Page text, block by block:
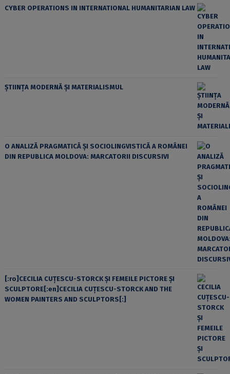
CYBER OPERATIONS IN INTERNATIONAL HUMANITARIAN LAW
ȘTIINȚA MODERNĂ ȘI MATERIALISMUL
O ANALIZĂ PRAGMATICĂ ȘI SOCIOLINGVISTICĂ A ROMÂNEI
DIN REPUBLICA MOLDOVA: MARCATORII DISCURSIVI
[:ro]CECILIA CUŢESCU-STORCK ŞI FEMEILE PICTORE ŞI
SCULPTORE[:en]CECILIA CUŢESCU-STORCK AND THE
WOMEN PAINTERS AND SCULPTORS[:]